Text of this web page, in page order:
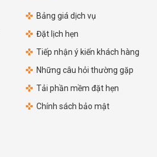
Bảng giá dịch vụ
Đặt lịch hẹn
Tiếp nhận ý kiến khách hàng
Những câu hỏi thường gặp
Tải phần mềm đặt hẹn
Chính sách bảo mật